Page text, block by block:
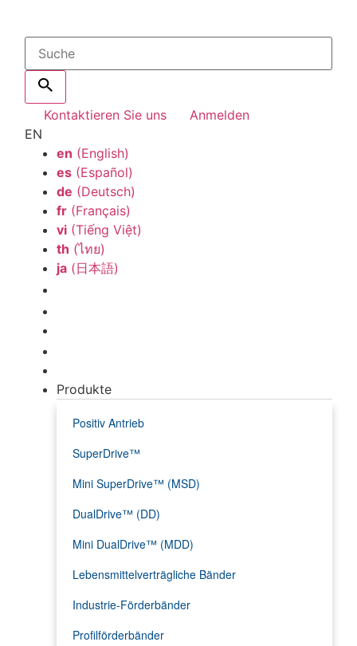
Kontaktieren Sie uns
Anmelden
EN
en (English)
es (Español)
de (Deutsch)
fr (Français)
vi (Tiếng Việt)
th (ไทย)
ja (日本語)
Produkte
Positiv Antrieb
SuperDrive™
Mini SuperDrive™ (MSD)
DualDrive™ (DD)
Mini DualDrive™ (MDD)
Lebensmittelverträgliche Bänder
Industrie-Förderbänder
Profilförderbänder